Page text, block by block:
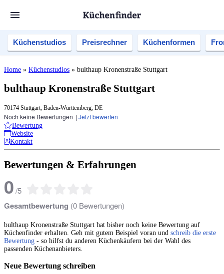
Küchenstudios Preisrechner Küchenformen
Home » Küchenstudios » bulthaup Kronenstraße Stuttgart
bulthaup Kronenstraße Stuttgart
70174 Stuttgart, Baden-Württemberg, DE
Noch keine Bewertungen | Jetzt bewerten
Bewertung
Website
Kontakt
Bewertungen & Erfahrungen
0/5
Gesamtbewertung (0 Bewertungen)
bulthaup Kronenstraße Stuttgart hat bisher noch keine Bewertung auf
Küchenfinder erhalten. Geh mit gutem Beispiel voran und schreib die erste
Bewertung - so hilfst du anderen Küchenkäufern bei der Wahl des
passenden Küchenanbieters.
Neue Bewertung schreiben